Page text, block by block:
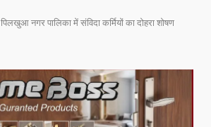
पिलखुआ नगर पालिका में संविदा कर्मियों का दोहरा शोषण